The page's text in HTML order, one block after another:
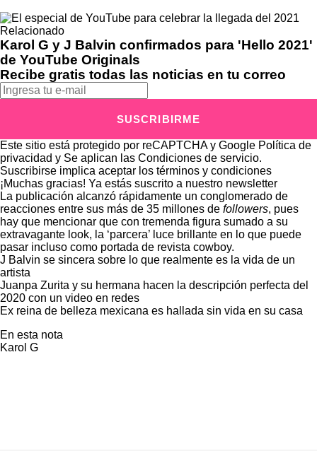
Relacionado
Karol G y J Balvin confirmados para 'Hello 2021'
de YouTube Originals
Recibe gratis todas las noticias en tu correo
SUSCRIBIRME
Este sitio está protegido por reCAPTCHA y Google Política de
privacidad y Se aplican las Condiciones de servicio.
Suscribirse implica aceptar los términos y condiciones
¡Muchas gracias! Ya estás suscrito a nuestro newsletter
La publicación alcanzó rápidamente un conglomerado de
reacciones entre sus más de 35 millones de followers, pues
hay que mencionar que con tremenda figura sumado a su
extravagante look, la ‘parcera’ luce brillante en lo que puede
pasar incluso como portada de revista cowboy.
J Balvin se sincera sobre lo que realmente es la vida de un
artista
Juanpa Zurita y su hermana hacen la descripción perfecta del
2020 con un video en redes
Ex reina de belleza mexicana es hallada sin vida en su casa
En esta nota
Karol G